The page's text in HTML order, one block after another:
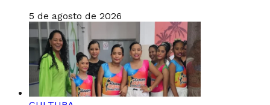
5 de agosto de 2026